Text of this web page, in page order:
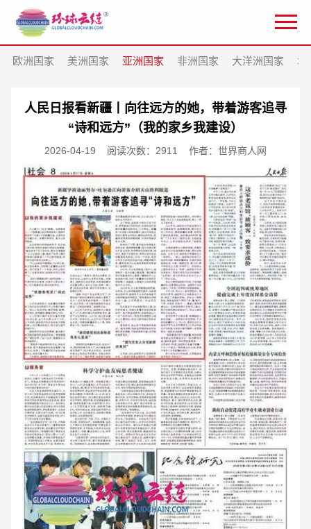
欧洲国家 美洲国家 亚洲国家 非洲国家 大洋洲国家 北
人民日报看新疆丨向往远方的她，带着游客追寻
“诗和远方”（我的家乡我建设）
2026-04-19 阅读次数：2911 作者：世界商人网